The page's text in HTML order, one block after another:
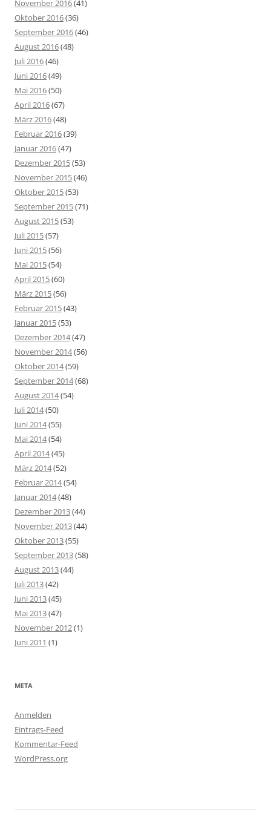
November 2016(41)
Oktober 2016(36)
September 2016(46)
August 2016(48)
Juli 2016(46)
Juni 2016(49)
Mai 2016(50)
April 2016(67)
März 2016(48)
Februar 2016(39)
Januar 2016(47)
Dezember 2015(53)
November 2015(46)
Oktober 2015(53)
September 2015(71)
August 2015(53)
Juli 2015(57)
Juni 2015(56)
Mai 2015(54)
April 2015(60)
März 2015(56)
Februar 2015(43)
Januar 2015(53)
Dezember 2014(47)
November 2014(56)
Oktober 2014(59)
September 2014(68)
August 2014(54)
Juli 2014(50)
Juni 2014(55)
Mai 2014(54)
April 2014(45)
März 2014(52)
Februar 2014(54)
Januar 2014(48)
Dezember 2013(44)
November 2013(44)
Oktober 2013(55)
September 2013(58)
August 2013(44)
Juli 2013(42)
Juni 2013(45)
Mai 2013(47)
November 2012(1)
Juni 2011 (1)
META
Anmelden
Eintrags-Feed
Kommentar-Feed
WordPress.org